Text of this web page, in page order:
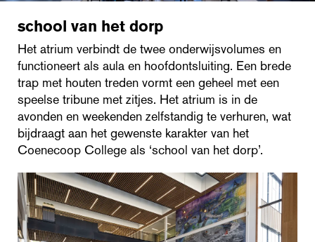
school van het dorp
Het atrium verbindt de twee onderwijsvolumes en
functioneert als aula en hoofdontsluiting. Een brede
trap met houten treden vormt een geheel met een
speelse tribune met zitjes. Het atrium is in de
avonden en weekenden zelfstandig te verhuren, wat
bijdraagt aan het gewenste karakter van het
Coenecoop College als ‘school van het dorp’.